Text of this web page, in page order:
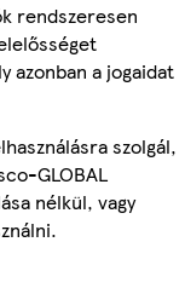
rendszeresen
a jogaidat
szolgál,
GLOBAL
nélkül, vagy